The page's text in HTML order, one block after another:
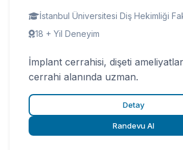
İstanbul Üniversitesi Diş Hekimliği
18 + Yil Deneyim
İmplant cerrahisi, dişeti
cerrahi alanında uzman.
Detay
Randevu Al